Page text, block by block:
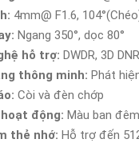
4mm@ F1.6,
Ngang 350°, dọc 80°
hỗ trợ: DWDR, 3D
thông minh: Phát
Còi và đèn chớp
động: Màu ban
thẻ nhớ: Hỗ trợ đến